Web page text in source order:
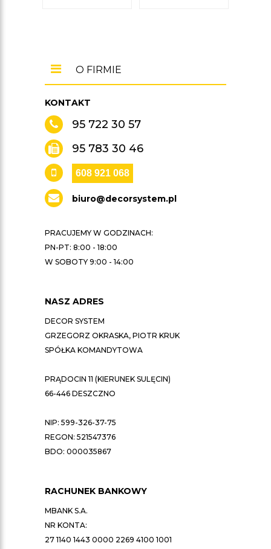
KONTAKT
95 722 30 57
95 783 30 46
608 921 068
biuro@decorsystem.pl
PRACUJEMY W GODZINACH:
PN-PT: 8:00 - 18:00
W SOBOTY 9:00 - 14:00
NASZ ADRES
DECOR SYSTEM
GRZEGORZ OKRASKA, PIOTR KRUK
SPÓŁKA KOMANDYTOWA
PRĄDOCIN 11 (KIERUNEK SULĘCIN)
66-446 DESZCZNO
NIP: 599-326-37-75
REGON: 521547376
BDO: 000035867
O FIRMIE
RACHUNEK BANKOWY
MBANK S.A.
NR KONTA:
27 1140 1443 0000 2269 4100 1001